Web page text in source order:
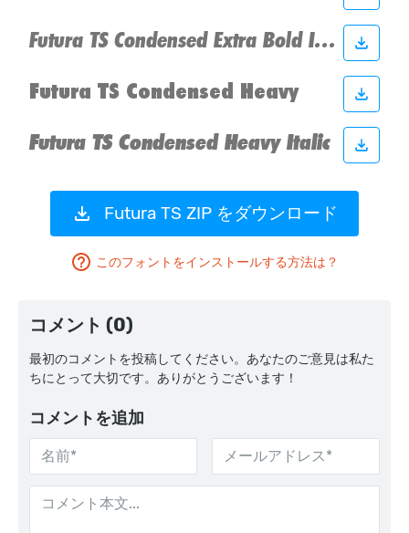
Futura TS ZIP をダウンロード
このフォントをインストールする方法は？
コメント (0)
最初のコメントを投稿してください。あなたのご意見は私た
ちにとって大切です。ありがとうございます！
コメントを追加